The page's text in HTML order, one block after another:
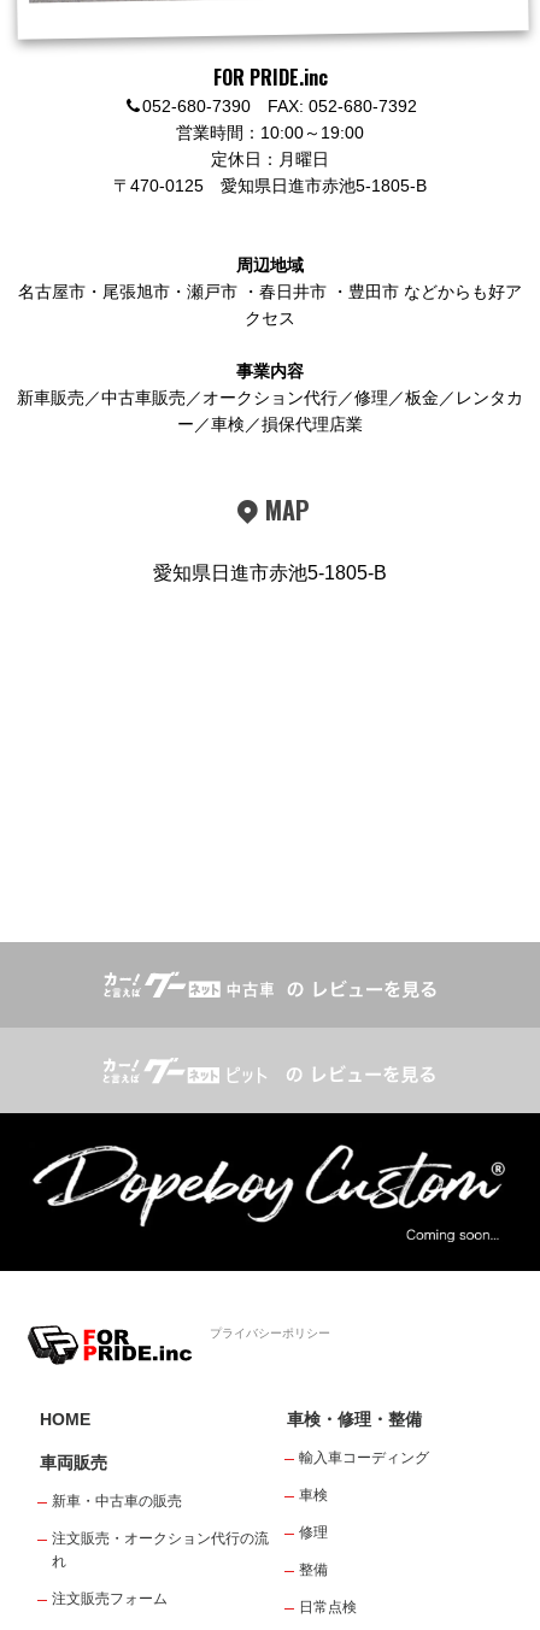
FOR PRIDE.inc
052-680-7390 FAX: 052-680-7392
営業時間：10:00～19:00
定休日：月曜日
〒470-0125 愛知県日進市赤池5-1805-B
周辺地域
名古屋市 ・ 尾張旭市 ・ 瀬戸市 ・ 春日井市 ・ 豊田市 などからも好ア
クセス
事業内容
新車販売／中古車販売／オークション代行／修理／板金／レンタカ
ー／車検／損保代理店業
MAP
愛知県日進市赤池5-1805-B
プライバシーポリシー
HOME
車両販売
新車・中古車の販売
注文販売・オークション代行の流
れ
注文販売フォーム
車検・修理・整備
輸入車コーディング
車検
修理
整備
日常点検